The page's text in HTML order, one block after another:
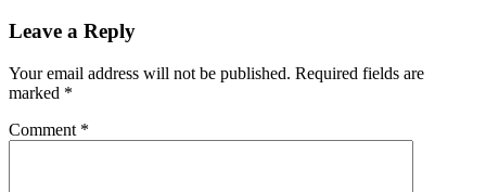
Leave a Reply
Your email address will not be published. Required fields are
marked *
Comment *